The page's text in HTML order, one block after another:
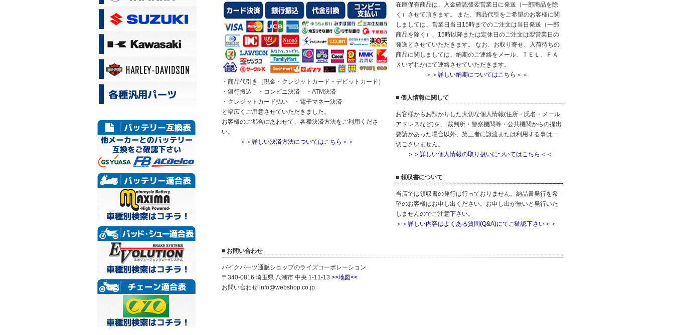
・商品代引き（現金・クレジットカード・デビットカード）
・銀行振込 ・コンビニ決済 ・ATM決済
・クレジットカード払い ・電子マネー決済
と幅広くご用意させていただきました。
お客様のご都合にあわせて、各種決済方法をご利用くださ
い。
＞＞詳しい決済方法についてはこちら＜＜
在庫保有商品は、入金確認後翌営業日に発送（一部商品を除
く）させて頂きます。 また、商品代引をご希望のお客様に関
しましては、営業日当日15時までのご注文は当日発送（一部
商品を除く）、15時以降または定休日のご注文は翌営業日の
発送とさせていただきます。 なお、お取り寄せ、入荷待ちの
商品に関しましては、納期のご連絡をメール、ＴＥＬ、ＦＡ
Ｘいずれかにて連絡させていただきます。
＞＞詳しい納期についてはこちら＜＜
■ 個人情報に関して
お客様からお預かりした大切な個人情報(住所・氏名・メール
アドレスなど)を、 裁判所・警察機関等・公共機関からの提出
要請があった場合以外、第三者に譲渡または利用する事は一
切ございません。
＞＞詳しい個人情報の取り扱いについてはこちら＜＜
■ 領収書について
当店では領収書の発行は行っておりません。納品書発行を希
望のお客様はお申し出ください。お申し出が無いと発行いた
しませんのでご注意下さい。
＞＞詳しい内容はよくある質問(Q&A)にてご確認下さい＜＜
■ お問い合わせ
バイクパーツ通販ショップのライズコーポレーション
〒340-0816 埼玉県 八潮市 中央 1-11-13 >>地図<<
お問い合わせ info@webshop.co.jp